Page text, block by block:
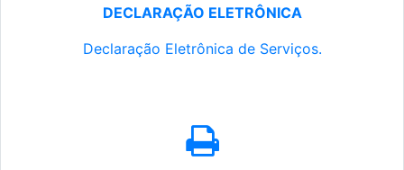
DECLARAÇÃO ELETRÔNICA
Declaração Eletrônica de Serviços.